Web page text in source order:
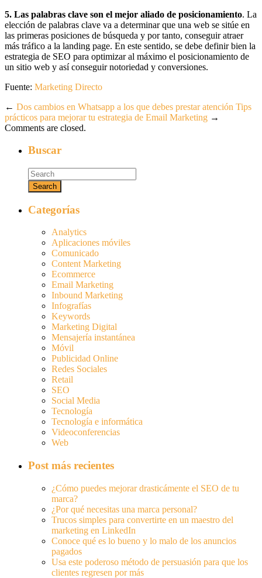
5. Las palabras clave son el mejor aliado de posicionamiento. La
elección de palabras clave va a determinar que una web se sitúe en
las primeras posiciones de búsqueda y por tanto, conseguir atraer
más tráfico a la landing page. En este sentido, se debe definir bien la
estrategia de SEO para optimizar al máximo el posicionamiento de
un sitio web y así conseguir notoriedad y conversiones.
Fuente: Marketing Directo
← Dos cambios en Whatsapp a los que debes prestar atención Tips
prácticos para mejorar tu estrategia de Email Marketing →
Comments are closed.
Buscar
Categorías
Analytics
Aplicaciones móviles
Comunicado
Content Marketing
Ecommerce
Email Marketing
Inbound Marketing
Infografías
Keywords
Marketing Digital
Mensajería instantánea
Móvil
Publicidad Online
Redes Sociales
Retail
SEO
Social Media
Tecnología
Tecnología e informática
Videoconferencias
Web
Post más recientes
¿Cómo puedes mejorar drasticámente el SEO de tu
marca?
¿Por qué necesitas una marca personal?
Trucos simples para convertirte en un maestro del
marketing en LinkedIn
Conoce qué es lo bueno y lo malo de los anuncios
pagados
Usa este poderoso método de persuasión para que los
clientes regresen por más